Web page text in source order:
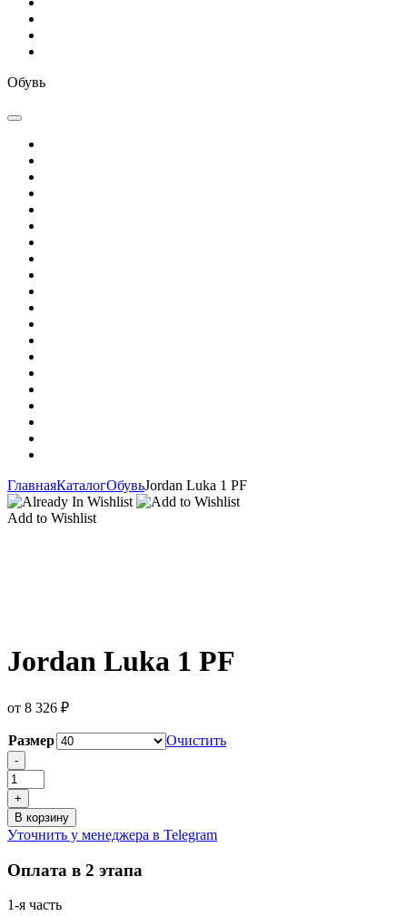
Обувь
ГлавнаяКаталогОбувьJordan Luka 1 PF
Add to Wishlist
Jordan Luka 1 PF
от 8 326 ₽
Размер
Очистить
Количество
товара
Jordan
Luka
1
PF
-
+
В корзину
Уточнить у менеджера в Telegram
Оплата в 2 этапа
1-я часть